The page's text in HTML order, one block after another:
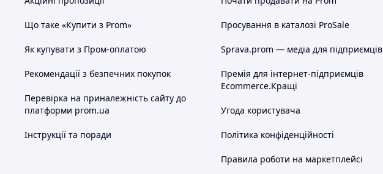
Що таке «Купити з Prom»
Як купувати з Пром-оплатою
Рекомендації з безпечних покупок
Перевірка на приналежність сайту до
платформи prom.ua
Інструкції та поради
Просування в каталозі ProSale
Sprava.prom — медіа для підприємців
Премія для інтернет-підприємців
Ecommerce.Кращі
Угода користувача
Політика конфіденційності
Правила роботи на маркетплейсі